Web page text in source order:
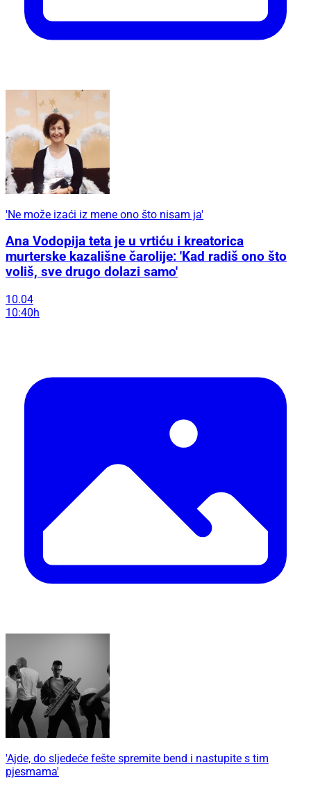
'Ne može izaći iz mene ono što nisam ja'
Ana Vodopija teta je u vrtiću i kreatorica
murterske kazališne čarolije: 'Kad radiš ono što
voliš, sve drugo dolazi samo'
10.04
10:40h
'Ajde, do sljedeće fešte spremite bend i nastupite s tim
pjesmama'